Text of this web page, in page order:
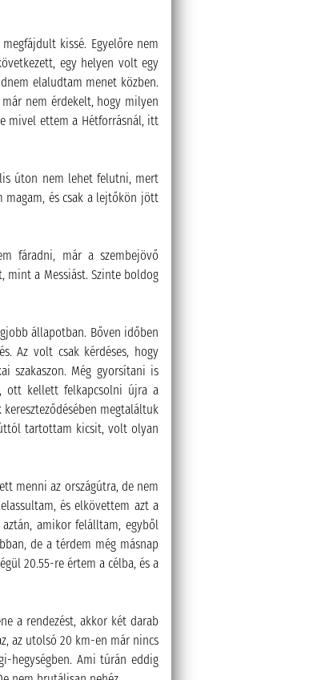
kissé. Egyelőre nem
egy helyen volt egy
elaludtam menet közben.
nem érdekelt, hogy milyen
mivel ettem a Hétforrásnál, itt
úton nem lehet felutni, mert
magam, és csak a lejtőkön jött
fáradni, már a szembejövő
mint a Messiást. Szinte boldog
állapotban. Bőven időben
Az volt csak kérdéses, hogy
szakaszon. Még gyorsítani is
ott kellett felkapcsolni újra a
megtaláltuk
tartottam kicsit, volt olyan
menni az országútra, de nem
és elkövettem azt a
amikor felálltam, egyből
de a térdem még másnap
20.55-re értem a célba, és a
a rendezést, akkor két darab
az utolsó 20 km-en már nincs
hegységben. Ami túrán eddig